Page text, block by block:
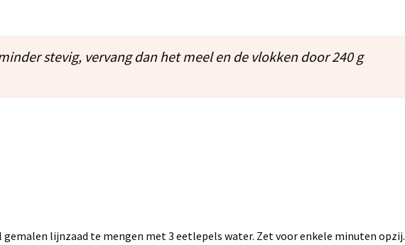
stevig, vervang dan het meel en de vlokken door 240 g
lijnzaad te mengen met 3 eetlepels water. Zet voor enkele minuten opzij.